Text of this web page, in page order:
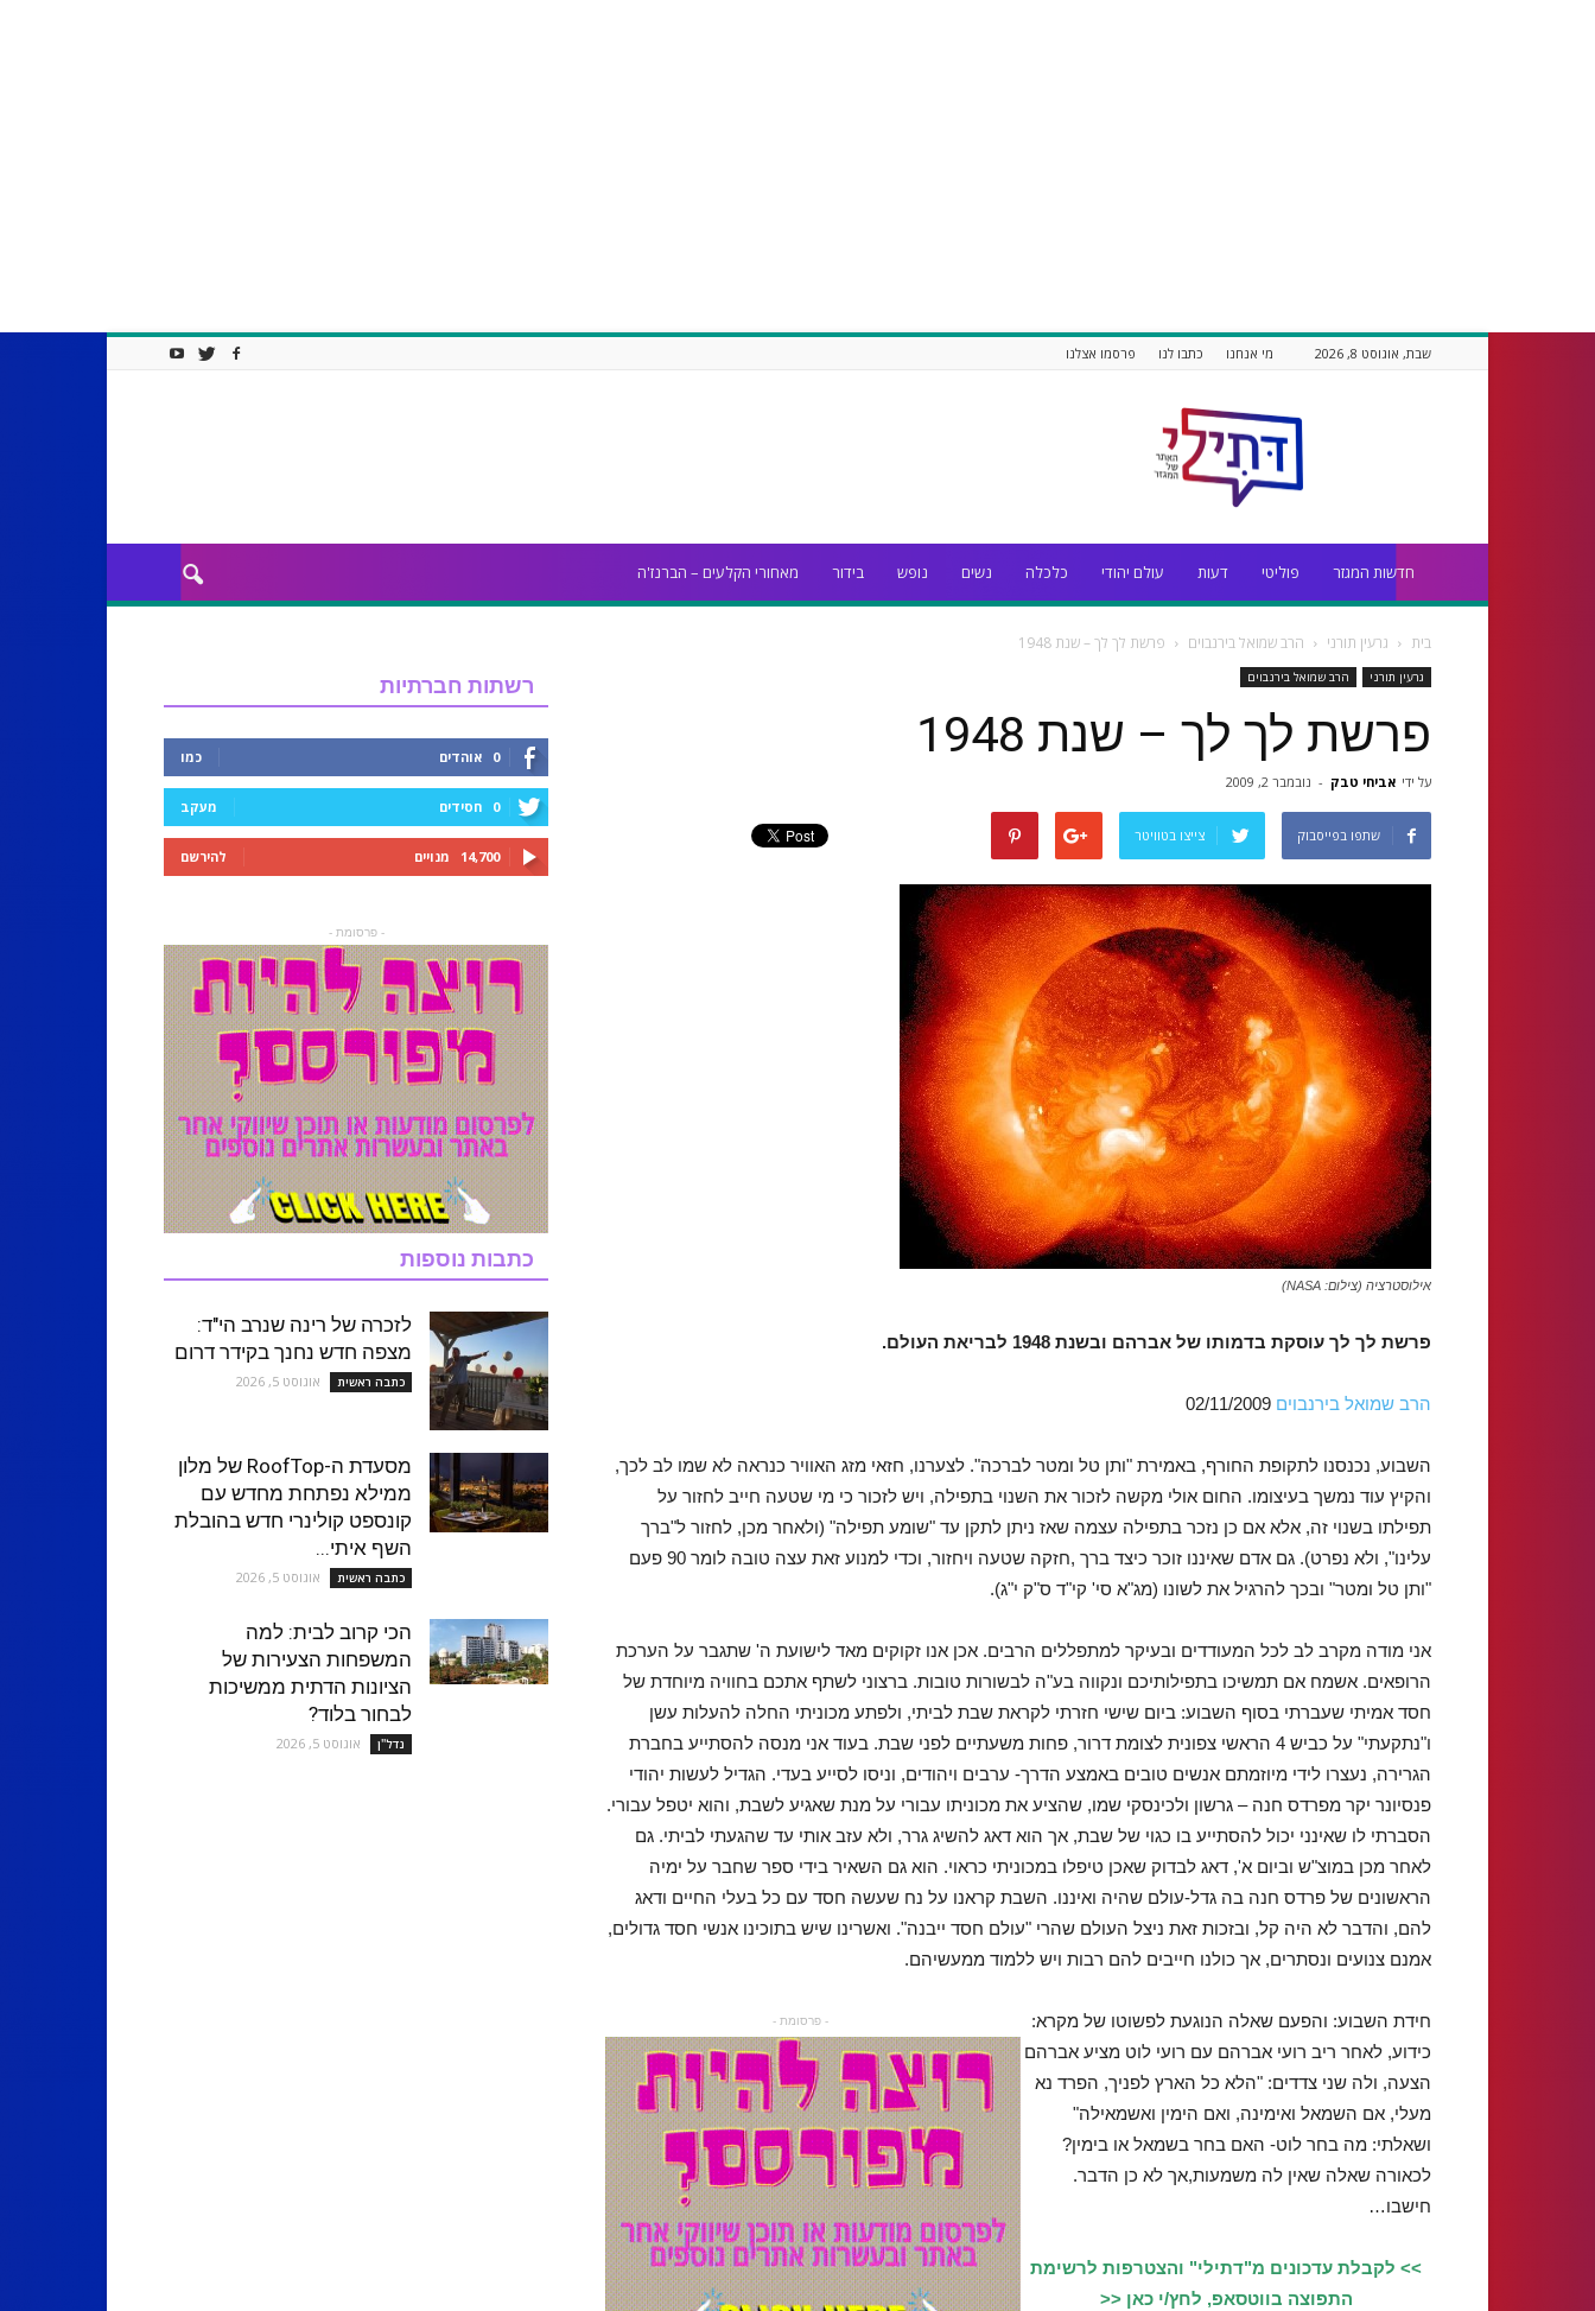
שבת, אוגוסט 8, 2026 מי אנחנו כתבו לנו פרסמו אצלנו
חדשות המגזר פוליטי דעות עולם יהודי כלכלה נשים נופש בידור מאחורי הקלעים – הברנז'ה
בית גרעין תורני הרב שמואל בירנבוים פרשת לך לך – שנת 1948
גרעין תורני הרב שמואל בירנבוים
פרשת לך לך – שנת 1948
על ידי אביחי טבק - נובמבר 2, 2009
שתפו בפייסבוק צייצו בטוויטר
אילוסטרציה (צילום: NASA)
פרשת לך לך עוסקת בדמותו של אברהם ובשנת 1948 לבריאת העולם.
הרב שמואל בירנבוים
השבוע, נכנסנו לתקופת החורף, באמירת "ותן טל ומטר לברכה". לצערנו, חזאי מזג האוויר כנראה לא שמו לב לכך,
והקיץ עוד נמשך בעיצומו. החום אולי מקשה לזכור את השנוי בתפילה, ויש לזכור כי מי שטעה חייב לחזור על
תפילתו בשנוי זה, אלא אם כן נזכר בתפילה עצמה שאז ניתן לתקן עד "שומע תפילה" (ולאחר מכן, לחזור ל"ברך
עלינו", ולא נפרט). גם אדם שאיננו זוכר כיצד ברך ,חזקה שטעה ויחזור, וכדי למנוע זאת עצה טובה לומר 90 פעם
"ותן טל ומטר" ובכך להרגיל את לשונו (מג"א סי' קי"ד ס"ק י"ג).
אני מודה מקרב לב לכל המעודדים ובעיקר למתפללים הרבים. אכן אנו זקוקים מאד לישועת ה' שתגבר על הערכת
הרופאים. אשמח אם תמשיכו בתפילותיכם ונקווה בע"ה לבשורות טובות. ברצוני לשתף אתכם בחוויה מיוחדת של
חסד אמיתי שעברתי בסוף השבוע: ביום שישי חזרתי לקראת שבת לביתי, ולפתע מכוניתי החלה להעלות עשן
ו"נתקעתי" על כביש 4 הראשי צפונית לצומת דרור, פחות משעתיים לפני שבת. בעוד אני מנסה להסתייע בחברת
הגרירה, נעצרו לידי מיוזמתם אנשים טובים באמצע הדרך- ערבים ויהודים, וניסו לסייע בעדי. הגדיל לעשות יהודי
פנסיונר יקר מפרדס חנה – גרשון ולכינסקי שמו, שהציע את מכוניתו עבורי על מנת שאגיע לשבת, והוא יטפל עבורי.
הסברתי לו שאינני יכול להסתייע בו כגוי של שבת, אך הוא דאג להשיג גרר, ולא עזב אותי עד שהגעתי לביתי. גם
לאחר מכן במוצ"ש וביום א', דאג לבדוק שאכן טיפלו במכוניתי כראוי. הוא גם השאיר בידי ספר שחבר על ימיה
הראשונים של פרדס חנה בה גדל-עולם שהיה ואיננו. השבת קראנו על נח שעשה חסד עם כל בעלי החיים ודאג
להם, והדבר לא היה קל, ובזכות זאת ניצל העולם שהרי "עולם חסד ייבנה". ואשרינו שיש בתוכינו אנשי חסד גדולים,
אמנם צנועים ונסתרים, אך כולנו חייבים להם רבות ויש ללמוד ממעשיהם.
- פרסומת -
חידת השבוע: והפעם שאלה הנוגעת לפשוטו של מקרא:
כידוע, לאחר ריב רועי אברהם עם רועי לוט מציע אברהם
הצעה, ולה שני צדדים: "הלא כל הארץ לפניך, הפרד נא
מעלי, אם השמאל ואימינה, ואם הימין ואשמאילה"
ושאלתי: מה בחר לוט- האם בחר בשמאל או בימין?
לכאורה שאלה שאין לה משמעות,אך לא כן הדבר.
חישבו…
>> לקבלת עדכונים מ"דתילי" והצטרפות לרשימת
התפוצה בווטסאפ, לחץ/י כאן <<
רשתות חברתיות
0 אוהדים כמו
0 חסידים מעקב
14,700 מנויים להירשם
- פרסומת -
כתבות נוספות
לזכרה של רינה שנרב הי"ד:
מצפה חדש נחנך בקידר דרום
כתבה ראשית אוגוסט 5, 2026
מסעדת ה-RoofTop של מלון
ממילא נפתחת מחדש עם
קונספט קולינרי חדש בהובלת
השף איתי...
כתבה ראשית אוגוסט 5, 2026
הכי קרוב לבית: למה
המשפחות הצעירות של
הציונות הדתית ממשיכות
לבחור בלוד?
נדל''ן אוגוסט 5, 2026